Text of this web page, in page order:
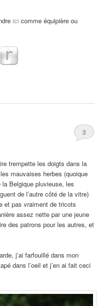
icicomme équipière ou
3
trempette les doigts dans la
mauvaises herbes (quoique
la Belgique pluvieuse, les
de l’autre côté de la vitre)
et pas vraiment de tricots
assez nette par une jeune
des patrons pour les autres, et
j’ai farfouillé dans mon
dans l’oeil et j’en ai fait ceci